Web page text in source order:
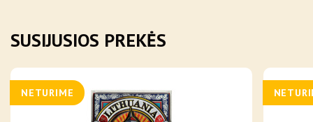
SUSIJUSIOS PREKĖS
NETURIME